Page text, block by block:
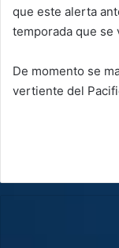
que este alerta
temporada que se
De momento se
vertiente del